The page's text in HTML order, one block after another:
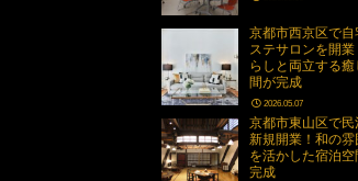
京都市西京区で自
ステサロンを開業
らしと両立する癒
間が完成
2026.05.07
京都市東山区で民
新規開業！和の雰
を活かした宿泊空
完成